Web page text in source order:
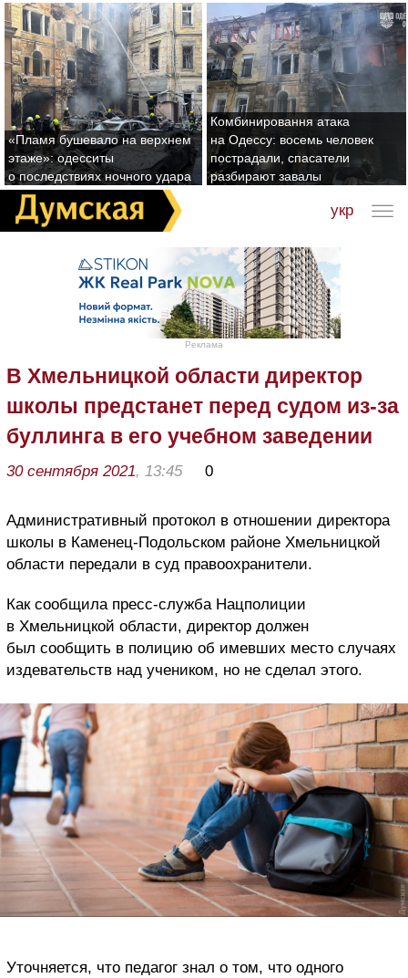
«Пламя бушевало на верхнем
этаже»: одесситы
о последствиях ночного удара
Комбинировання атака
на Одессу: восемь человек
пострадали, спасатели
разбирают завалы
укр
Реклама
В Хмельницкой области директор
школы предстанет перед судом из-за
буллинга в его учебном заведении
30 сентября 2021, 13:45 0
Административный протокол в отношении директора
школы в Каменец-Подольском районе Хмельницкой
области передали в суд правоохранители.
Как сообщила пресс-служба Нацполиции
в Хмельницкой области, директор должен
был сообщить в полицию об имевших место случаях
издевательств над учеником, но не сделал этого.
Уточняется, что педагог знал о том, что одного